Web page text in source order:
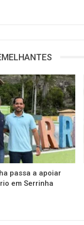
passa a apoiar
em Serrinha